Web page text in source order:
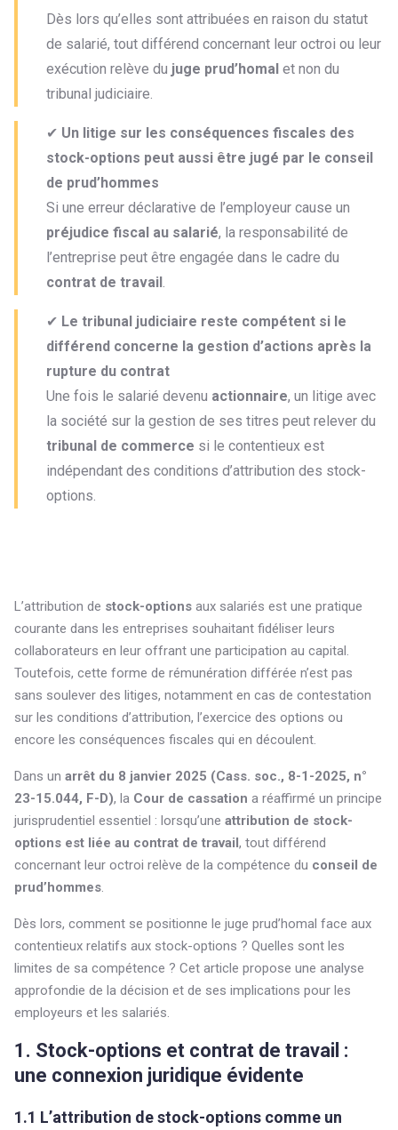
Dès lors qu’elles sont attribuées en raison du statut
de salarié, tout différend concernant leur octroi ou leur
exécution relève du juge prud’homal et non du
tribunal judiciaire.
✔ Un litige sur les conséquences fiscales des
stock-options peut aussi être jugé par le conseil
de prud’hommes
Si une erreur déclarative de l’employeur cause un
préjudice fiscal au salarié, la responsabilité de
l’entreprise peut être engagée dans le cadre du
contrat de travail.
✔ Le tribunal judiciaire reste compétent si le
différend concerne la gestion d’actions après la
rupture du contrat
Une fois le salarié devenu actionnaire, un litige avec
la société sur la gestion de ses titres peut relever du
tribunal de commerce si le contentieux est
indépendant des conditions d’attribution des stock-
options.
L’attribution de stock-options aux salariés est une pratique
courante dans les entreprises souhaitant fidéliser leurs
collaborateurs en leur offrant une participation au capital.
Toutefois, cette forme de rémunération différée n’est pas
sans soulever des litiges, notamment en cas de contestation
sur les conditions d’attribution, l’exercice des options ou
encore les conséquences fiscales qui en découlent.
Dans un arrêt du 8 janvier 2025 (Cass. soc., 8-1-2025, n°
23-15.044, F-D), la Cour de cassation a réaffirmé un principe
jurisprudentiel essentiel : lorsqu’une attribution de stock-
options est liée au contrat de travail, tout différend
concernant leur octroi relève de la compétence du conseil de
prud’hommes.
Dès lors, comment se positionne le juge prud’homal face aux
contentieux relatifs aux stock-options ? Quelles sont les
limites de sa compétence ? Cet article propose une analyse
approfondie de la décision et de ses implications pour les
employeurs et les salariés.
1. Stock-options et contrat de travail :
une connexion juridique évidente
1.1 L’attribution de stock-options comme un